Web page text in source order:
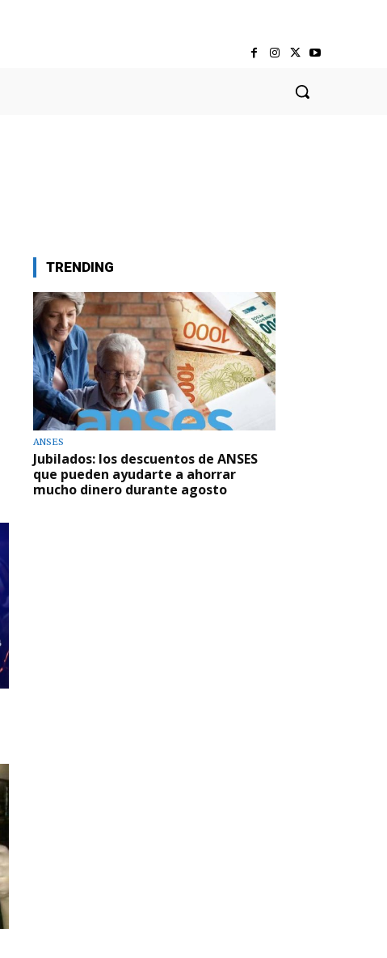
TRENDING
ANSES
Jubilados: los descuentos de ANSES
que pueden ayudarte a ahorrar
mucho dinero durante agosto